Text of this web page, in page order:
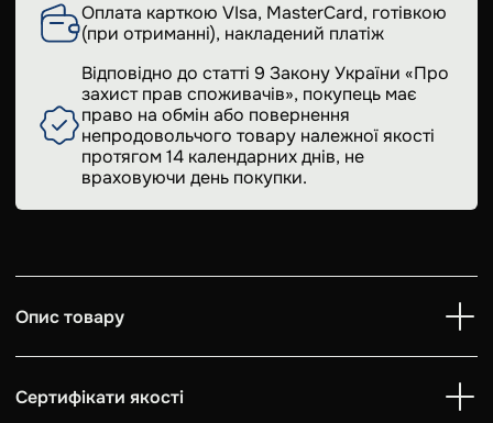
Оплата карткою VIsa, MasterCard, готівкою
(при отриманні), накладений платіж
Відповідно до статті 9 Закону України «Про
захист прав споживачів», покупець має
право на обмін або повернення
непродовольчого товару належної якості
протягом 14 календарних днів, не
враховуючи день покупки.
Опис товару
Сертифікати якості